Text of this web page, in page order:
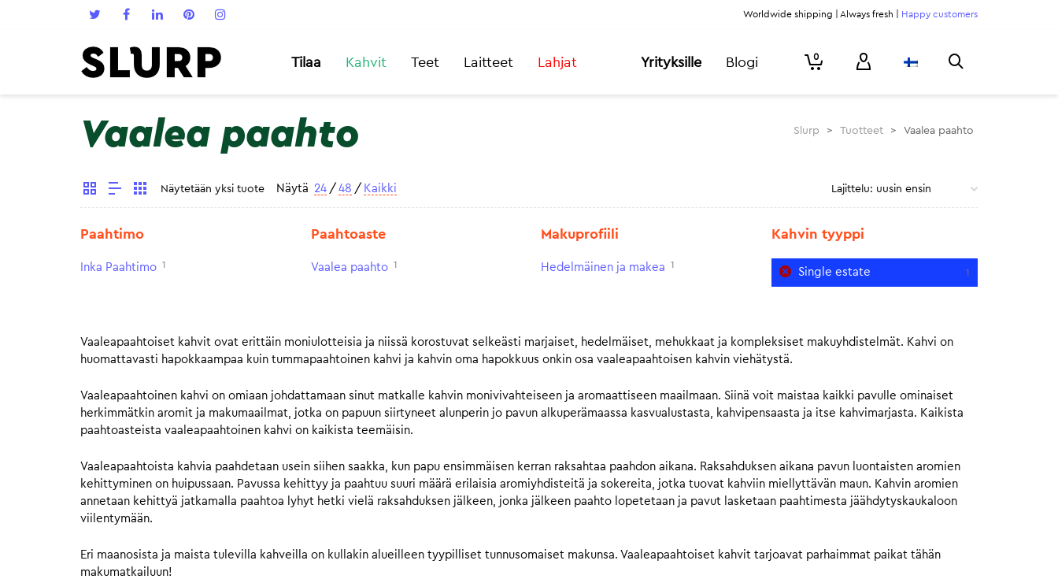
Worldwide shipping | Always fresh | Happy customers
Tilaa Kahvit Teet Laitteet Lahjat Yrityksille Blogi 0
Vaalea paahto Slurp > Tuotteet > Vaalea paahto
Näytetään yksi tuote Näytä 24 / 48 / Kaikki
Paahtimo
Inka Paahtimo 1
Paahtoaste
Vaalea paahto 1
Makuprofiili
Hedelmäinen ja makea 1
Kahvin tyyppi
Single estate 1
Vaaleapaahtoiset kahvit ovat erittäin moniulotteisia ja niissä korostuvat selkeästi marjaiset, hedelmäiset, mehukkaat ja kompleksiset makuyhdistelmät. Kahvi on
huomattavasti hapokkaampaa kuin tummapaahtoinen kahvi ja kahvin oma hapokkuus onkin osa vaaleapaahtoisen kahvin viehätystä.
Vaaleapaahtoinen kahvi on omiaan johdattamaan sinut matkalle kahvin monivivahteiseen ja aromaattiseen maailmaan. Siinä voit maistaa kaikki pavulle ominaiset
herkimmätkin aromit ja makumaailmat, jotka on papuun siirtyneet alunperin jo pavun alkuperämaassa kasvualustasta, kahvipensaasta ja itse kahvimarjasta. Kaikista
paahtoasteista vaaleapaahtoinen kahvi on kaikista teemäisin.
Vaaleapaahtoista kahvia paahdetaan usein siihen saakka, kun papu ensimmäisen kerran raksahtaa paahdon aikana. Raksahduksen aikana pavun luontaisten aromien
kehittyminen on huipussaan. Pavussa kehittyy ja paahtuu suuri määrä erilaisia aromiyhdisteitä ja sokereita, jotka tuovat kahviin miellyttävän maun. Kahvin aromien
annetaan kehittyä jatkamalla paahtoa lyhyt hetki vielä raksahduksen jälkeen, jonka jälkeen paahto lopetetaan ja pavut lasketaan paahtimesta jäähdytyskaukaloon
viilentymään.
Eri maanosista ja maista tulevilla kahveilla on kullakin alueilleen tyypilliset tunnusomaiset makunsa. Vaaleapaahtoiset kahvit tarjoavat parhaimmat paikat tähän
makumatkailuun!